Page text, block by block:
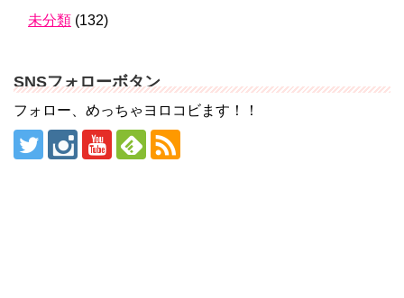
未分類 (132)
SNSフォローボタン
フォロー、めっちゃヨロコビます！！